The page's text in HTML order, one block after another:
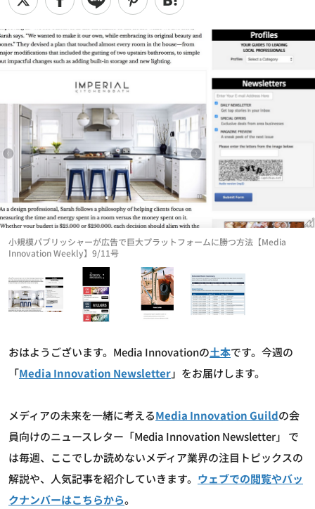
小規模パブリッシャーが広告で巨大プラットフォームに勝つ方法【Media
Innovation Weekly】9/11号
おはようございます。Media Innovationの土本です。今週の
「Media Innovation Newsletter」をお届けします。
メディアの未来を一緒に考えるMedia Innovation Guildの会
員向けのニュースレター「Media Innovation Newsletter」 で
は毎週、ここでしか読めないメディア業界の注目トピックスの
解説や、人気記事を紹介していきます。 ウェブでの閲覧やバッ
クナンバーはこちらから。